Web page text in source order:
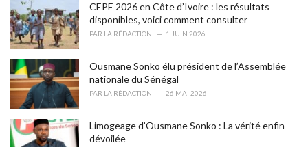
CEPE 2026 en Côte d’Ivoire : les résultats
disponibles, voici comment consulter
PAR LA RÉDACTION 1 JUIN 2026
Ousmane Sonko élu président de l’Assemblée
nationale du Sénégal
PAR LA RÉDACTION 26 MAI 2026
Limogeage d’Ousmane Sonko : La vérité enfin
dévoilée